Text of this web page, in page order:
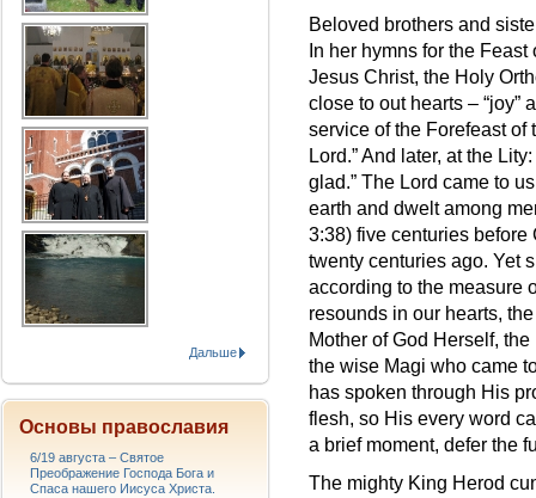
Beloved brothers and
In her hymns for the
Jesus Christ, the Holy
close to out hearts – “joy”
service of the Forefeast of
Lord.” And later, at the
glad.” The Lord came to
earth and dwelt among
3:38) five centuries
twenty centuries ago. Yet
according to the measure
resounds in our hearts,
Mother of God Herself,
the wise Magi who came
has spoken through His
flesh, so His every word
a brief moment, defer the
The mighty King Herod
Дальше
Основы православия
6/19 августа – Святое
Преображение Господа Бога и
Спаса нашего Иисуса Христа.